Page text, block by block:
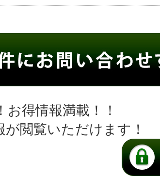
得情報満載！！
閲覧いただけます！